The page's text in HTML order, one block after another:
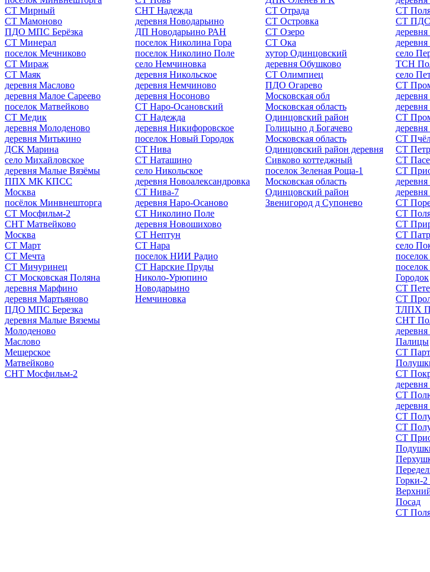
СТ Мирный
СТ Мамоново
ПДО МПС Берёзка
СТ Минерал
поселок Мечниково
СТ Мираж
СТ Маяк
деревня Маслово
деревня Малое Сареево
поселок Матвейково
СТ Медик
деревня Молоденово
деревня Митькино
ДСК Марина
село Михайловское
деревня Малые Вязёмы
ППХ МК КПСС
Москва
посёлок Минвнешторга
СТ Мосфильм-2
СНТ Матвейково
Москва
СТ Март
СТ Мечта
СТ Мичуринец
СТ Московская Поляна
деревня Марфино
деревня Мартьяново
ПДО МПС Березка
деревня Малые Вяземы
Молоденово
Маслово
Мещерское
Матвейково
СНТ Мосфильм-2
СНТ Надежда
деревня Новодарьино
ДП Новодарьино РАН
поселок Николина Гора
поселок Николино Поле
село Немчиновка
деревня Никольское
деревня Немчиново
деревня Носоново
СТ Наро-Осановский
СТ Надежда
деревня Никифоровское
поселок Новый Городок
СТ Нива
СТ Наташино
село Никольское
деревня Новоалександровка
СТ Нива-7
деревня Наро-Осаново
СТ Николино Поле
деревня Новошихово
СТ Нептун
СТ Нара
поселок НИИ Радио
СТ Нарские Пруды
Николо-Урюпино
Новодарьино
Немчиновка
СТ Отрада
СТ Островка
СТ Озеро
СТ Ока
хутор Одинцовский
деревня Обушково
СТ Олимпиец
ПДО Огарево
Московская обл
Московская область
Одинцовский район
Голицыно д Богачево
Московская область
Одинцовский район деревня
Сивково коттеджный
поселок Зеленая Роща-1
Московская область
Одинцовский район
Звенигород д Супонево
СТ
СТ
село
ТСН
село
СТ
СТ
СТ
СТ
СТ
СТ
СТ
СТ
СТ
СТ
село
Городок
СТ
СТ
ТЛПХ
СНТ
Палицы
СТ
СТ
СТ
СТ
СТ
СТ
Горки-2
Посад
СТ